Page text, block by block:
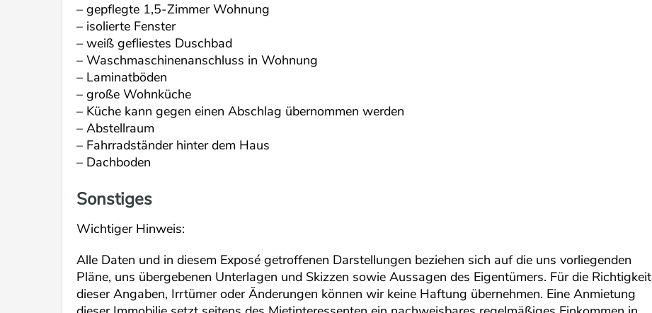
– gepflegte 1,5-Zimmer Wohnung
– isolierte Fenster
– weiß gefliestes Duschbad
– Waschmaschinenanschluss in Wohnung
– Laminatböden
– große Wohnküche
– Küche kann gegen einen Abschlag übernommen werden
– Abstellraum
– Fahrradständer hinter dem Haus
– Dachboden
Sonstiges
Wichtiger Hinweis:
Alle Daten und in diesem Exposé getroffenen Darstellungen beziehen sich auf die uns vorliegenden
Pläne, uns übergebenen Unterlagen und Skizzen sowie Aussagen des Eigentümers. Für die Richtigkeit
dieser Angaben, Irrtümer oder Änderungen können wir keine Haftung übernehmen. Eine Anmietung